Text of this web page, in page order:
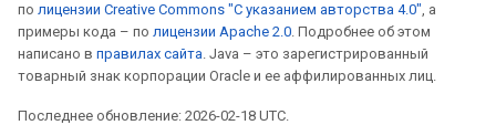
по лицензии Creative Commons "С указанием авторства 4.0", а
примеры кода – по лицензии Apache 2.0. Подробнее об этом
написано в правилах сайта. Java – это зарегистрированный
товарный знак корпорации Oracle и ее аффилированных лиц.
Последнее обновление: 2026-02-18 UTC.